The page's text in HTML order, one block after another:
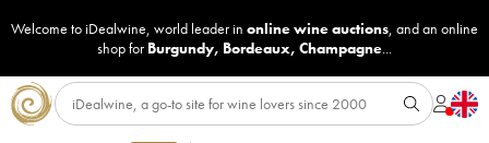
Welcome to iDealwine, world leader in online wine auctions, and an online
shop for Burgundy, Bordeaux, Champagne...